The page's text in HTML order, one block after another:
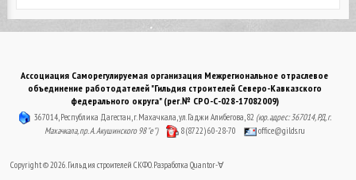
Ассоциация Саморегулируемая организация Межрегиональное отраслевое
объединение работодателей "Гильдия строителей Северо-Кавказского
федерального округа" (рег.№ СРО-С-028-17082009)
367014, Республика Дагестан, г. Махачкала, ул. Гаджи Алибегова, 82 (юр. адрес: 367014, РД, г.
Махачкала, пр. А. Акушинского 98 "е")
8 (8722) 60-28-70 office@gilds.ru
Copyright © 2026. Гильдия строителей СКФО. Разработка Quantor-∀